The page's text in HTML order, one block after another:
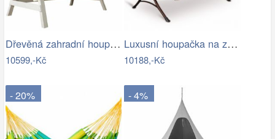
Dřevěná zahradní houpačka Lucas pro 4…
10599,-Kč
Luxusní houpačka na zahradu - VGD
10188,-Kč
- 20% - 4%